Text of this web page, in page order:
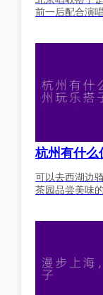
前一后配合演唱
杭州有什么
可以去西湖边
茶园品尝美味